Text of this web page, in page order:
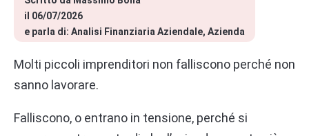
il 06/07/2026
e parla di: Analisi Finanziaria Aziendale Azienda
Molti piccoli imprenditori non falliscono perché non
sanno lavorare.
Falliscono, o entrano in tensione, perché si